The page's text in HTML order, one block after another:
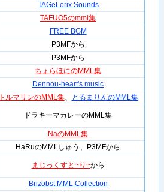
TAGeLorix Sounds
TAFUO5のmml集
FREE BGM
P3MFから
P3MFから
ちょらほにのMML集
Dennou-heart's music
トルマリンのMML集、
とるまりんのMML集
ドラキーマカレーのMML集
NaのMML集
HaRuのMMLしゅう、P3MFから
まじっくすと~り~から
Brizobst MML Collection